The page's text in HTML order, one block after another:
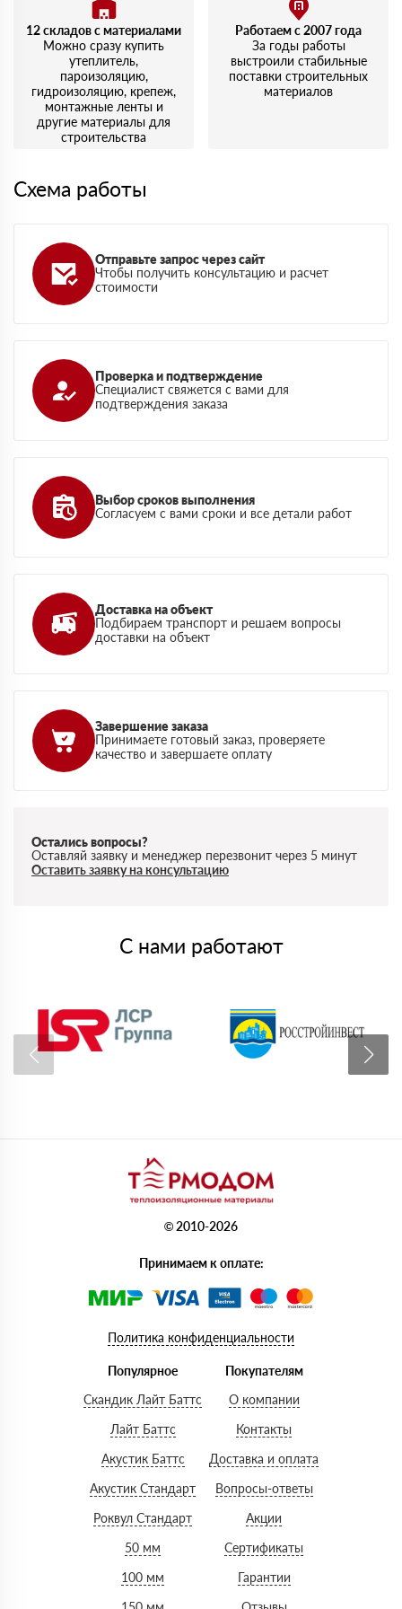
12 складов с материалами
Можно сразу купить
утеплитель,
пароизоляцию,
гидроизоляцию, крепеж,
монтажные ленты и
другие материалы для
строительства
Работаем с 2007 года
За годы работы
выстроили стабильные
поставки строительных
материалов
Схема работы
Отправьте запрос через сайт
Чтобы получить консультацию и расчет
стоимости
Проверка и подтверждение
Специалист свяжется с вами для
подтверждения заказа
Выбор сроков выполнения
Согласуем с вами сроки и все детали работ
Доставка на объект
Подбираем транспорт и решаем вопросы
доставки на объект
Завершение заказа
Принимаете готовый заказ, проверяете
качество и завершаете оплату
Остались вопросы?
Оставляй заявку и менеджер перезвонит через 5 минут
Оставить заявку на консультацию
С нами работают
© 2010-2026
Принимаем к оплате:
Политика конфиденциальности
Популярное
Скандик Лайт Баттс
Лайт Баттс
Акустик Баттс
Акустик Стандарт
Роквул Стандарт
50 мм
100 мм
Покупателям
О компании
Контакты
Доставка и оплата
Вопросы-ответы
Акции
Сертификаты
Гарантии